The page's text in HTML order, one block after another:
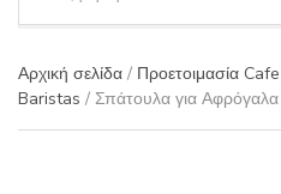
a
e
g
o
a
c
h
p
Αρχική σελίδα / Προετοιμασία
Baristas / Σπάτουλα για Αφρόγαλα